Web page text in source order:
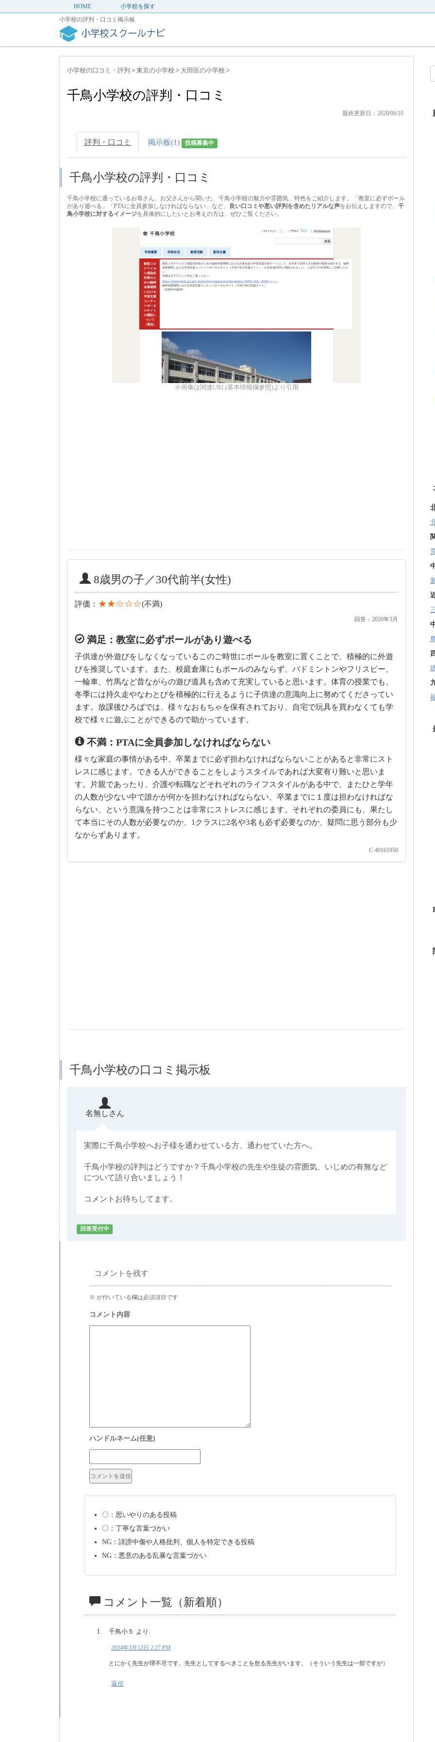
HOME
小学校を探す
小学校の評判・口コミ掲示板
小学校の口コミ・評判 > 東京の小学校 > 大田区の小学校 >
千鳥小学校の評判・口コミ
最終更新日：2020/06/10
評判・口コミ 掲示板(1) 投稿募集中
千鳥小学校の評判・口コミ
千鳥小学校に通っているお母さん、お父さんから聞いた、千鳥小学校の魅力や雰囲気、特色をご紹介します。「教室に必ずボール
があり遊べる」「PTAに全員参加しなければならない」など、
良い口コミや悪い評判を含めたリアルな声をお伝えしますので、 千
鳥小学校に対するイメージを具体的にしたいとお考えの方は、ぜひご覧ください。
※画像は関連URL(基本情報欄参照)より引用
8歳男の子／30代前半(女性)
評価： ★★☆☆☆(不満)
回答：2020年3月
満足：教室に必ずボールがあり遊べる
子供達が外遊びをしなくなっているこのご時世にボールを教室に置くことで、積極的に外遊
びを推奨しています。また、校庭倉庫にもボールのみならず、バドミントンやフリスビー、
一輪車、竹馬など昔ながらの遊び道具も含めて充実していると思います。体育の授業でも、
冬季には持久走やなわとびを積極的に行えるように子供達の意識向上に努めてくださってい
ます。放課後ひろばでは、様々なおもちゃを保有されており、自宅で玩具を買わなくても学
校で様々に遊ぶことができるので助かっています。
不満：PTAに全員参加しなければならない
様々な家庭の事情がある中、卒業までに必ず担わなければならないことがあると非常にスト
レスに感じます。できる人ができることをしようスタイルであれば大変有り難いと思いま
す。片親であったり、介護や転職などそれぞれのライフスタイルがある中で、またひと学年
の人数が少ない中で誰かが何かを担わなければならない、卒業までに１度は担わなければな
らない、という意識を持つことは非常にストレスに感じます。それぞれの委員にも、果たし
て本当にその人数が必要なのか、1クラスに2名や3名も必ず必要なのか、疑問に思う部分も少
なからずあります。
C-40161950
千鳥小学校の口コミ掲示板
名無しさん
実際に千鳥小学校へお子様を通わせている方、通わせていた方へ。
千鳥小学校の評判はどうですか？千鳥小学校の先生や生徒の雰囲気、いじめの有無など
について語り合いましょう！
コメントお待ちしてます。
回答受付中
コメントを残す
※ が付いている欄は必須項目です
〇：思いやりのある投稿
〇：丁寧な言葉づかい
NG：誹謗中傷や人格批判、個人を特定できる投稿
NG：悪意のある乱暴な言葉づかい
コメント一覧（新着順）
千鳥小５ より:
2024年3月12日 2:27 PM
とにかく先生が理不尽です。先生としてするべきことを怠る先生がいます。（そういう先生は一部ですが）
返信